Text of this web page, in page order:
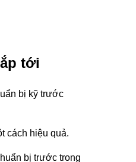
tới
bị kỹ trước
cách hiệu quả.
bị trước trong